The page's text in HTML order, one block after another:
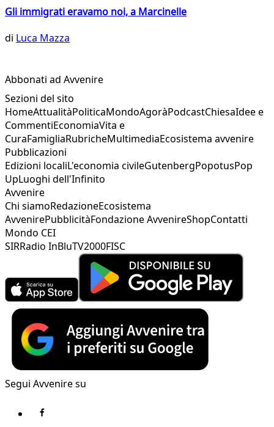
Gli immigrati eravamo noi, a Marcinelle
di Luca Mazza
Abbonati ad Avvenire
Sezioni del sito
HomeAttualitàPoliticaMondoAgoràPodcastChiesaIdee e
CommentiEconomiaVita e
CuraFamigliaRubricheMultimediaEcosistema avvenire
Pubblicazioni
Edizioni localiL'economia civileGutenbergPopotusPop
UpLuoghi dell'Infinito
Avvenire
Chi siamoRedazioneEcosistema
AvvenirePubblicitàFondazione AvvenireShopContatti
Mondo CEI
SIRRadio InBluTV2000FISC
Segui Avvenire su